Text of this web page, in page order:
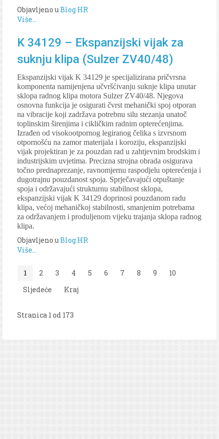
Objavljeno uBlog HR
Više...
K 34129 – Ekspanzijski vijak za
suknju klipa (Sulzer ZV40/48)
Ekspanzijski vijak K 34129 je specijalizirana pričvrsna
komponenta namijenjena učvršćivanju suknje klipa unutar
sklopa radnog klipa motora Sulzer ZV40/48. Njegova
osnovna funkcija je osigurati čvrst mehanički spoj otporan
na vibracije koji zadržava potrebnu silu stezanja unatoč
toplinskim širenjima i cikličkim radnim opterećenjima.
Izrađen od visokootpornog legiranog čelika s izvrsnom
otpornošću na zamor materijala i koroziju, ekspanzijski
vijak projektiran je za pouzdan rad u zahtjevnim brodskim i
industrijskim uvjetima. Precizna strojna obrada osigurava
točno prednaprezanje, ravnomjernu raspodjelu opterećenja i
dugotrajnu pouzdanost spoja. Sprječavajući otpuštanje
spoja i održavajući strukturnu stabilnost sklopa,
ekspanzijski vijak K 34129 doprinosi pouzdanom radu
klipa, većoj mehaničkoj stabilnosti, smanjenim potrebama
za održavanjem i produljenom vijeku trajanja sklopa radnog
klipa.
Objavljeno uBlog HR
Više...
1 2 3 4 5 6 7 8 9
10
Sljedeće
Kraj
Stranica 1 od 173